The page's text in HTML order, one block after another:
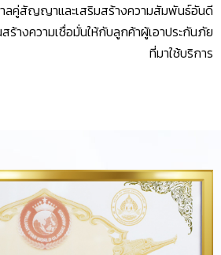
ลคู่สัญญาและเสริมสร้างความสัมพันธ์อันดี
ร้างความเชื่อมั่นให้กับลูกค้าผู้เอาประกันภัย
ที่มาใช้บริการ